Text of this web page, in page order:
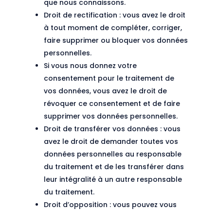
que nous connaissons.
Droit de rectification : vous avez le droit
à tout moment de compléter, corriger,
faire supprimer ou bloquer vos données
personnelles.
Si vous nous donnez votre
consentement pour le traitement de
vos données, vous avez le droit de
révoquer ce consentement et de faire
supprimer vos données personnelles.
Droit de transférer vos données : vous
avez le droit de demander toutes vos
données personnelles au responsable
du traitement et de les transférer dans
leur intégralité à un autre responsable
du traitement.
Droit d’opposition : vous pouvez vous